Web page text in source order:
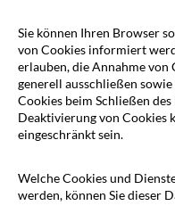
Sie können Ihren Browser
von Cookies informiert
erlauben, die Annahme
generell ausschließen
Cookies beim Schließen
Deaktivierung von Cookies
eingeschränkt sein.
Welche Cookies und
werden, können Sie dieser